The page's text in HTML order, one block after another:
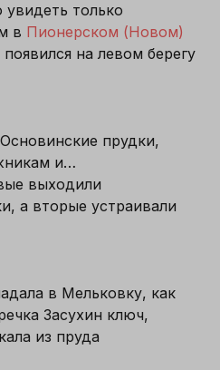
только
в Пионерском (Новом)
на левом берегу
прудки,
и…
выходили
а вторые устраивали
в Мельковку, как
Засухин ключ,
из пруда